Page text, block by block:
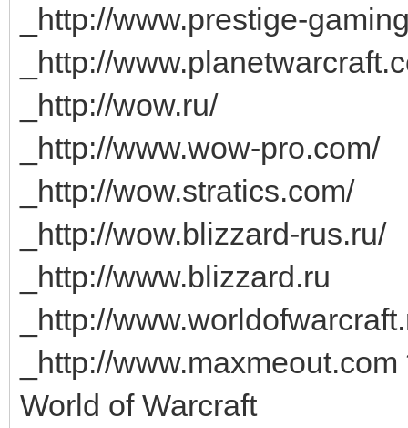
_http://www.prestige-
_http://
_http://wow.ru/
_http://www.wow-pro.com/
_http://wow.stratics.com/
_http://wow.blizzard-rus.ru/
_http://www.blizzard.ru
_http://
_http://
World of Warcraft